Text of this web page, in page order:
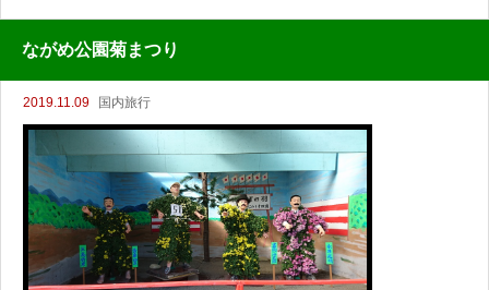
ながめ公園菊まつり
2019.11.09 国内旅行